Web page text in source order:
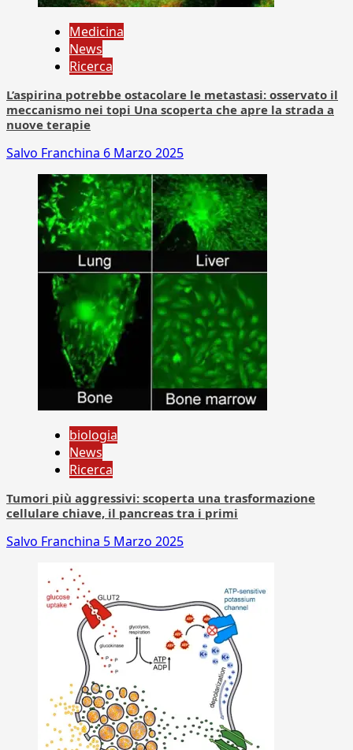
Medicina
News
Ricerca
L’aspirina potrebbe ostacolare le metastasi: osservato il
meccanismo nei topi Una scoperta che apre la strada a
nuove terapie
Salvo Franchina 6 Marzo 2025
biologia
News
Ricerca
Tumori più aggressivi: scoperta una trasformazione
cellulare chiave, il pancreas tra i primi
Salvo Franchina 5 Marzo 2025